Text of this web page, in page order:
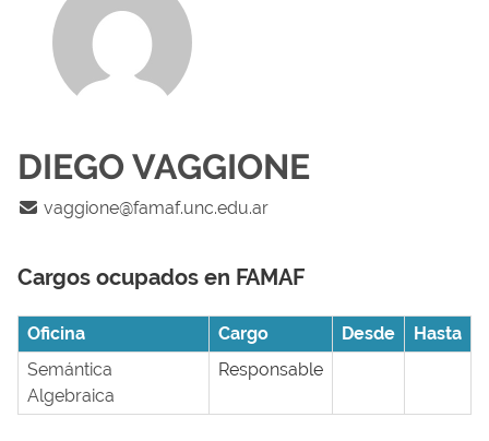
DIEGO VAGGIONE
vaggione@famaf.unc.edu.ar
Cargos ocupados en FAMAF
Oficina Cargo Desde
Hasta
Semántica
Algebraica
Responsable